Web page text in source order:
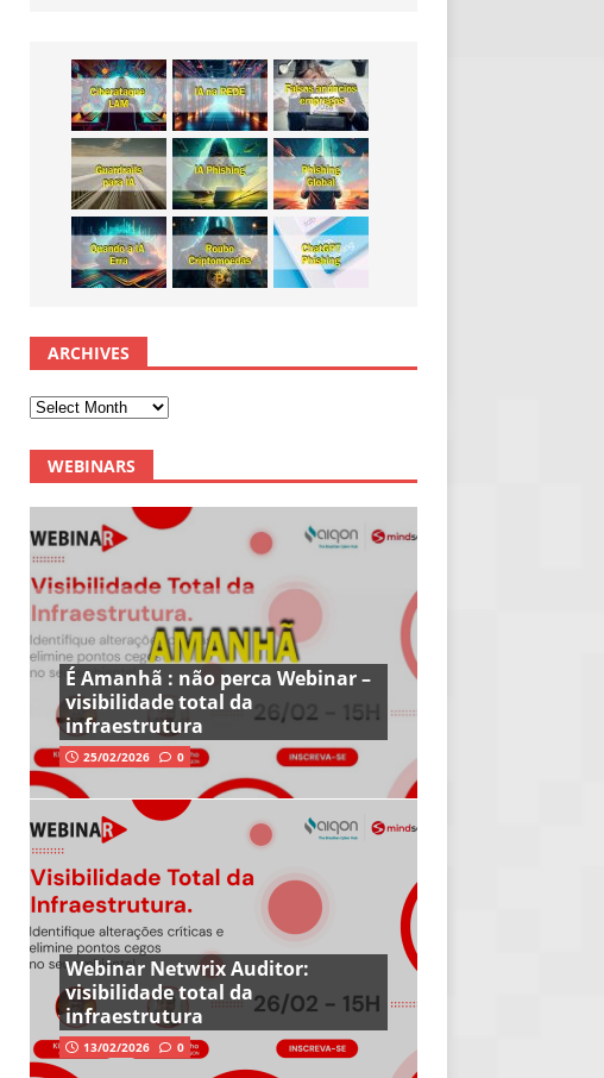
ARCHIVES
WEBINARS
É Amanhã : não perca Webinar –
visibilidade total da
infraestrutura
25/02/2026 0
Webinar Netwrix Auditor:
visibilidade total da
infraestrutura
13/02/2026 0